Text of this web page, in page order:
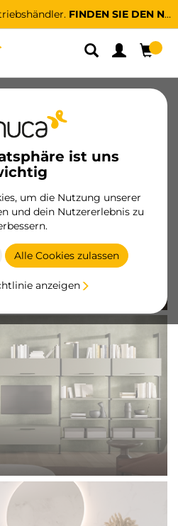
FINDEN SIE DEN NÄCHSTGELEGENEN
ist uns
um die Nutzung unserer
und dein Nutzererlebnis zu
Alle Cookies zulassen
anzeigen
Projekte